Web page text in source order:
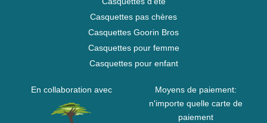
Casquettes pas chères
Casquettes Goorin Bros
Casquettes pour femme
Casquettes pour enfant
En collaboration avec
Moyens de paiement:
n'importe quelle carte de
paiement